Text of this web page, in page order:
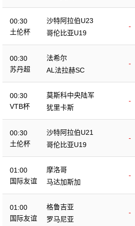
00:30
土伦杯
沙特阿拉伯U23
-
哥伦比亚U19
00:30
苏丹超
法希尔
-
AL法拉赫SC
00:30
VTB杯
莫斯科中央陆军
-
犹里卡斯
00:30
土伦杯
沙特阿拉伯U21
-
哥伦比亚U19
01:00
国际友谊
摩洛哥
-
马达加斯加
01:00
国际友谊
格鲁吉亚
-
罗马尼亚